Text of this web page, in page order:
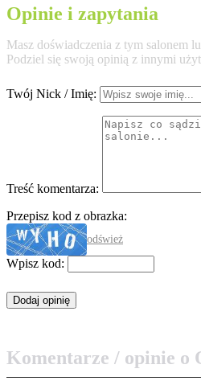
Opinie i zapytania
Masz doświadczenia z tym salonem
Podziel się swoją opinią z innymi
Twój Nick / Imię:
Treść komentarza:
Przepisz kod z obrazka:
odśwież
Wpisz kod:
Komentarze / opinie o